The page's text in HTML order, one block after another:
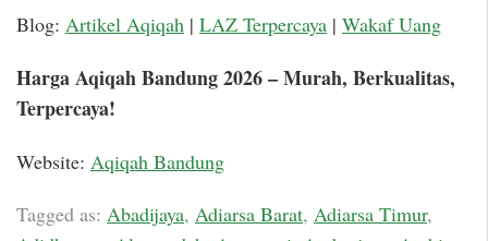
Blog: Artikel Aqiqah | LAZ Terpercaya | Wakaf Uang
Harga Aqiqah Bandung 2026 – Murah, Berkualitas,
Terpercaya!
Website: Aqiqah Bandung
Tagged as: Abadijaya, Adiarsa Barat, Adiarsa Timur,